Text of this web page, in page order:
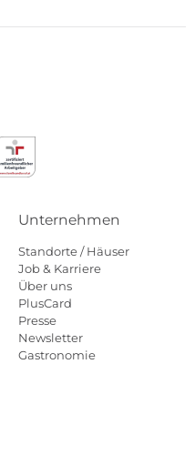
Unternehmen
Standorte / Häuser
Job & Karriere
Über uns
PlusCard
Presse
Newsletter
Gastronomie